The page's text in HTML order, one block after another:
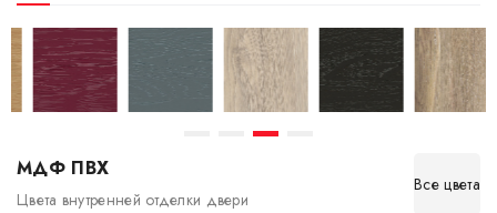
МДФ ПВХ
Цвета внутренней отделки двери
Все цвета